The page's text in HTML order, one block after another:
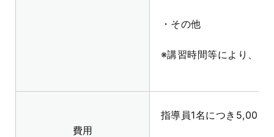
・その他
※講習時間等により、内
費用
指導員1名につき5,000